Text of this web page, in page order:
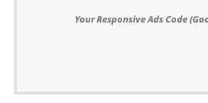
Your Responsive Ads Code